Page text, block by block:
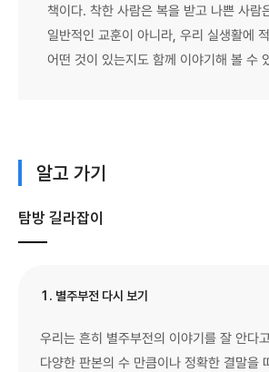
책이다. 착한 사람은 복을 받고 나쁜 사람
일반적인 교훈이 아니라, 우리 실생활에
어떤 것이 있는지도 함께 이야기해 볼 수
알고 가기
탐방 길라잡이
1. 별주부전 다시 보기
우리는 흔히 별주부전의 이야기를 잘 안다
다양한 판본의 수 만큼이나 정확한 결말을